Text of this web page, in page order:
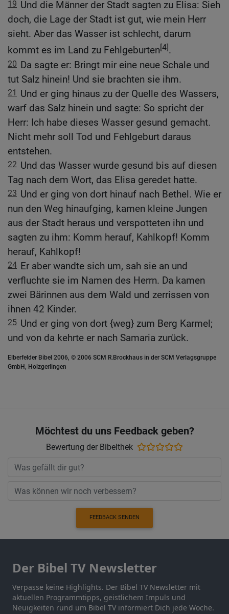
19 Und die Männer der Stadt sagten zu Elisa: Sieh
doch, die Lage der Stadt ist gut, wie mein Herr
sieht. Aber das Wasser ist schlecht, darum
kommt es im Land zu Fehlgeburten[4].
20 Da sagte er: Bringt mir eine neue Schale und
tut Salz hinein! Und sie brachten sie ihm.
21 Und er ging hinaus zu der Quelle des Wassers,
warf das Salz hinein und sagte: So spricht der
Herr: Ich habe dieses Wasser gesund gemacht.
Nicht mehr soll Tod und Fehlgeburt daraus
entstehen.
22 Und das Wasser wurde gesund bis auf diesen
Tag nach dem Wort, das Elisa geredet hatte.
23 Und er ging von dort hinauf nach Bethel. Wie er
nun den Weg hinaufging, kamen kleine Jungen
aus der Stadt heraus und verspotteten ihn und
sagten zu ihm: Komm herauf, Kahlkopf! Komm
herauf, Kahlkopf!
24 Er aber wandte sich um, sah sie an und
verfluchte sie im Namen des Herrn. Da kamen
zwei Bärinnen aus dem Wald und zerrissen von
ihnen 42 Kinder.
25 Und er ging von dort {weg} zum Berg Karmel;
und von da kehrte er nach Samaria zurück.
Elberfelder Bibel 2006, © 2006 SCM R.Brockhaus in der SCM Verlagsgruppe
GmbH, Holzgerlingen
Möchtest du uns Feedback geben?
Bewertung der Bibelthek
FEEDBACK SENDEN
Der Bibel TV Newsletter
Verpasse keine Highlights. Der Bibel TV Newsletter mit
aktuellen Programmtipps, geistlichem Impuls und
Neuigkeiten rund um Bibel TV informiert Dich jede Woche.